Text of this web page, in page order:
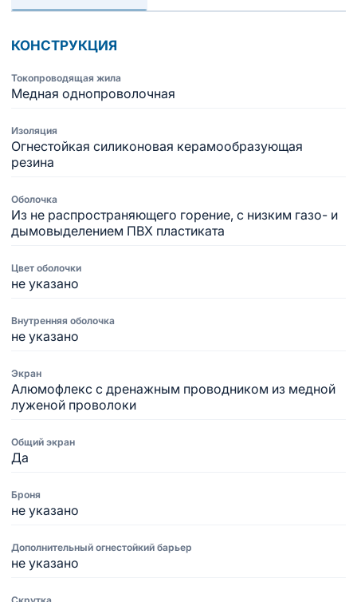
КОНСТРУКЦИЯ
Токопроводящая жила
Медная однопроволочная
Изоляция
Огнестойкая силиконовая керамообразующая
резина
Оболочка
Из не распространяющего горение, с низким газо- и
дымовыделением ПВХ пластиката
Цвет оболочки
не указано
Внутренняя оболочка
не указано
Экран
Алюмофлекс с дренажным проводником из медной
луженой проволоки
Общий экран
Да
Броня
не указано
Дополнительный огнестойкий барьер
не указано